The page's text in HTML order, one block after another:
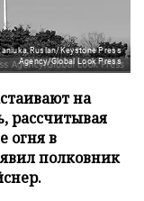
Ruslan/Keystone Press
Agency/Global Look Press
на
рассчитывая
огня в
полковник